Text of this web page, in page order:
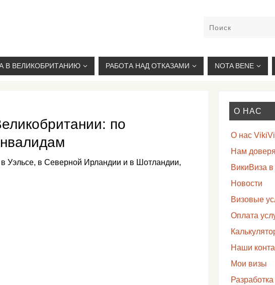
+7(926)734-03-33, +7(926)274-03-33, VISA@VIKIVISA.RU
В ВЕЛИКОБРИТАНИЮ РАБОТА НАД ОТКАЗАМИ NOTA BENE
по
Уэльсе, в Северной Ирландии и в Шотландии,
О НАС
О нас
Нам
ВикиВиза в
Новости
Визовые
Оплата
Наши
Мои визы